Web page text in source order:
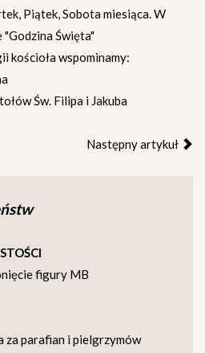
Piątek, Sobota miesiąca. W
Święta"
kościoła wspominamy:
Św. Filipa i Jakuba
Następny artykuł
figury MB
za parafian i pielgrzymów